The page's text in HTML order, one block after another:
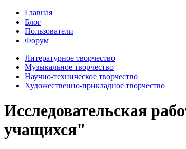
Главная
Блог
Пользователи
Форум
Литературное творчество
Музыкальное творчество
Научно-техническое творчество
Художественно-прикладное творчество
Исследовательская
учащихся"